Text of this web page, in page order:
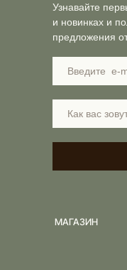
МАГАЗИН
Узнавайте
и новинках и
предложения